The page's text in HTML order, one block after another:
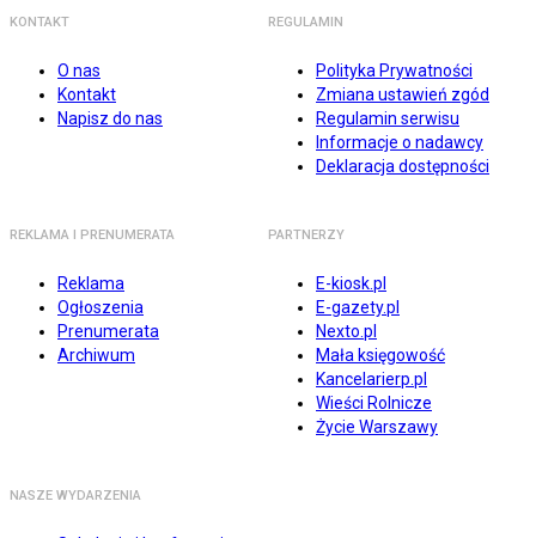
KONTAKT
O nas
Kontakt
Napisz do nas
REGULAMIN
Polityka Prywatności
Zmiana ustawień zgód
Regulamin serwisu
Informacje o nadawcy
Deklaracja dostępności
REKLAMA I PRENUMERATA
Reklama
Ogłoszenia
Prenumerata
Archiwum
PARTNERZY
E-kiosk.pl
E-gazety.pl
Nexto.pl
Mała księgowość
Kancelarierp.pl
Wieści Rolnicze
Życie Warszawy
NASZE WYDARZENIA